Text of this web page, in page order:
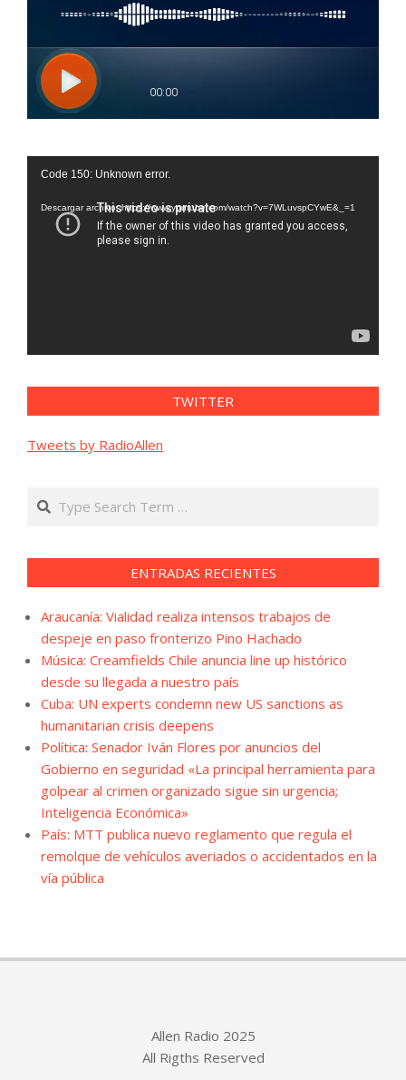
Reproductor
vídeo
Code 150: Unknown error.
Descargar archivo: https://www.youtube.com/watch?v=7WLuvspCYwE&_=1
TWITTER
Tweets by RadioAllen
Search
ENTRADAS RECIENTES
Araucanía: Vialidad realiza intensos trabajos de
despeje en paso fronterizo Pino Hachado
Música: Creamfields Chile anuncia line up histórico
desde su llegada a nuestro país
Cuba: UN experts condemn new US sanctions as
humanitarian crisis deepens
Política: Senador Iván Flores por anuncios del
Gobierno en seguridad «La principal herramienta para
golpear al crimen organizado sigue sin urgencia;
Inteligencia Económica»
País: MTT publica nuevo reglamento que regula el
remolque de vehículos averiados o accidentados en la
vía pública
Allen Radio 2025
All Rigths Reserved